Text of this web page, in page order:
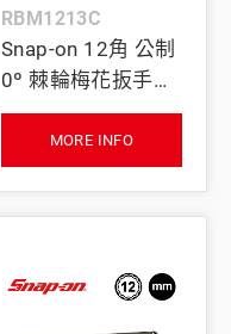
RBM1213C
Snap-on 12角 公制
0º 棘輪梅花扳手
12–13 mm
MORE INFO